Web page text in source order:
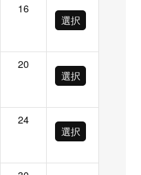
16
選択
20
選択
24
選択